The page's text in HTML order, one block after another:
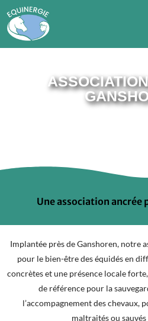
Une association ancrée
Implantée près de Ganshoren, notre
pour le bien-être des équidés en
concrètes et une présence locale
de référence pour la
l’accompagnement des chevaux,
maltraités ou sauvés